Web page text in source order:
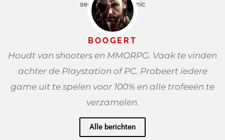
BOOGERT
Houdt van shooters en MMORPG. Vaak te vinden
achter de Playstation of PC. Probeert iedere
game uit te spelen voor 100% en alle trofeeën te
verzamelen.
Alle berichten